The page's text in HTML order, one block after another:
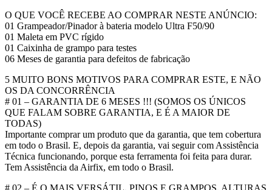
O QUE VOCÊ RECEBE AO COMPRAR NESTE ANÚNCIO:
01 Grampeador/Pinador à bateria modelo Ultra F50/90
01 Maleta em PVC rígido
01 Caixinha de grampo para testes
06 Meses de garantia para defeitos de fabricação
5 MUITO BONS MOTIVOS PARA COMPRAR ESTE, E NÃO
OS DA CONCORRÊNCIA
# 01 – GARANTIA DE 6 MESES !!! (SOMOS OS ÚNICOS
QUE FALAM SOBRE GARANTIA, E É A MAIOR DE
TODAS)
Importante comprar um produto que da garantia, que tem cobertura
em todo o Brasil. E, depois da garantia, vai seguir com Assistência
Técnica funcionando, porque esta ferramenta foi feita para durar.
Tem Assistência da Airfix, em todo o Brasil.
# 02 – É O MAIS VERSÁTIL, PINOS E GRAMPOS, ALTURAS